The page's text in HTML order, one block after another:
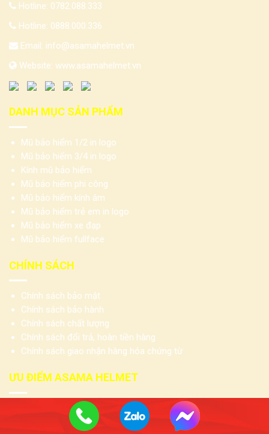
Hotline: 0782.088.333
Hotline: 0888.000.336
Email: info@asamahelmet.vn
Website: www.asamahelmet.vn
DANH MỤC SẢN PHẨM
Mũ bảo hiểm 1/2 in logo
Mũ bảo hiểm 3/4 in logo
Kính mũ bảo hiểm
Mũ bảo hiểm phi công
Mũ bảo hiểm kính âm
Mũ bảo hiểm trẻ em in logo
Mũ bảo hiểm xe đạp
Mũ bảo hiểm fullface
CHÍNH SÁCH
Chính sách bảo mật
Chính sách bảo hành
Chính sách chất lượng
Chính sách đổi trả, hoàn tiền hàng
Chính sách giao nhận hàng hóa chứng từ
ƯU ĐIỂM ASAMA HELMET
Trực tiếp sản xuất nên giá cả hợp lí
Hàng đạt chuẩn CR số 51523042 QCVN 2:2021/BKHCN